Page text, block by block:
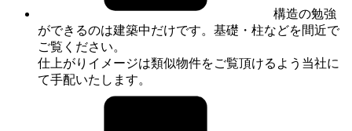
構造の勉強
ができるのは建築中だけです。基礎・柱などを間近で
ご覧ください。
仕上がりイメージは類似物件をご覧頂けるよう当社に
て手配いたします。